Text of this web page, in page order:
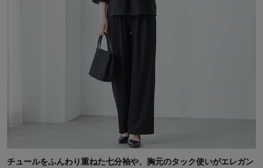
チュールをふんわり重ねた七分袖や、胸元のタック使いがエレガン